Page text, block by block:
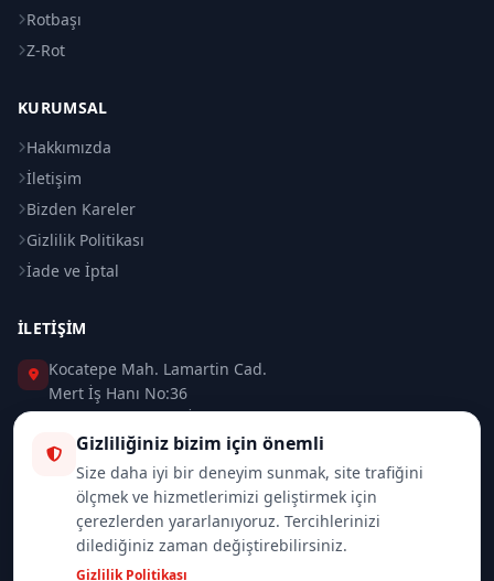
Rotbaşı
Z-Rot
KURUMSAL
Hakkımızda
İletişim
Bizden Kareler
Gizlilik Politikası
İade ve İptal
İLETIŞIM
Kocatepe Mah. Lamartin Cad.
Mert İş Hanı No:36
Taksim / Beyoğlu / İSTANBUL
0 (212) 235 37 83
0 (532) 418 08 46
info@merttrade.com
Gizliliğiniz bizim için önemli
Size daha iyi bir deneyim sunmak, site trafiğini
ölçmek ve hizmetlerimizi geliştirmek için
çerezlerden yararlanıyoruz. Tercihlerinizi
dilediğiniz zaman değiştirebilirsiniz.
Gizlilik Politikası